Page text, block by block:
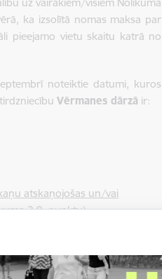
ka izsolītā nomas maksa par
pieejamo vietu skaitu katrā no
noteiktie datumi, kuros
Vērmanes dārzā ir:
atskaņojošas un/vai
3.9. punktu);